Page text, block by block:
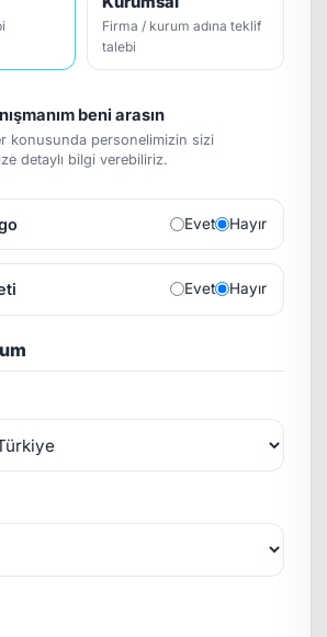
Firma / kurum adına teklif
talebi
beni arasın
konusunda personelimizin sizi
detaylı bilgi verebiliriz.
Evet Hayır
Evet Hayır